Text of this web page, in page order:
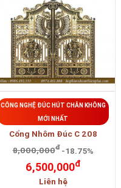
CÔNG NGHỆ ĐÚC HÚT CHÂN KHÔNG
MỚI NHẤT
Cổng Nhôm Đúc C 208
8,000,000đ -18.75%
6,500,000đ
Liên hệ